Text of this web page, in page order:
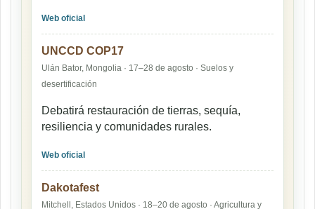
Web oficial
UNCCD COP17
Ulán Bator, Mongolia · 17–28 de agosto · Suelos y
desertificación
Debatirá restauración de tierras, sequía,
resiliencia y comunidades rurales.
Web oficial
Dakotafest
Mitchell, Estados Unidos · 18–20 de agosto · Agricultura y